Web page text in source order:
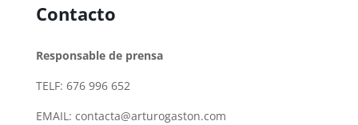
Contacto
Responsable de prensa
TELF: 676 996 652
EMAIL: contacta@arturogaston.com